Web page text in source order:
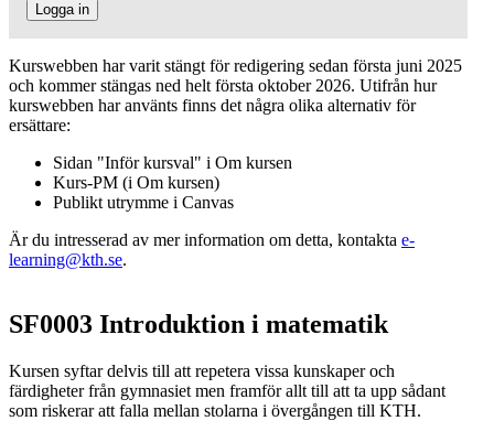
Logga in
Kurswebben har varit stängt för redigering sedan första juni 2025
och kommer stängas ned helt första oktober 2026. Utifrån hur
kurswebben har använts finns det några olika alternativ för
ersättare:
Sidan "Inför kursval" i Om kursen
Kurs-PM (i Om kursen)
Publikt utrymme i Canvas
Är du intresserad av mer information om detta, kontakta e-
learning@kth.se.
SF0003 Introduktion i matematik
Kursen syftar delvis till att repetera vissa kunskaper och
färdigheter från gymnasiet men framför allt till att ta upp sådant
som riskerar att falla mellan stolarna i övergången till KTH.